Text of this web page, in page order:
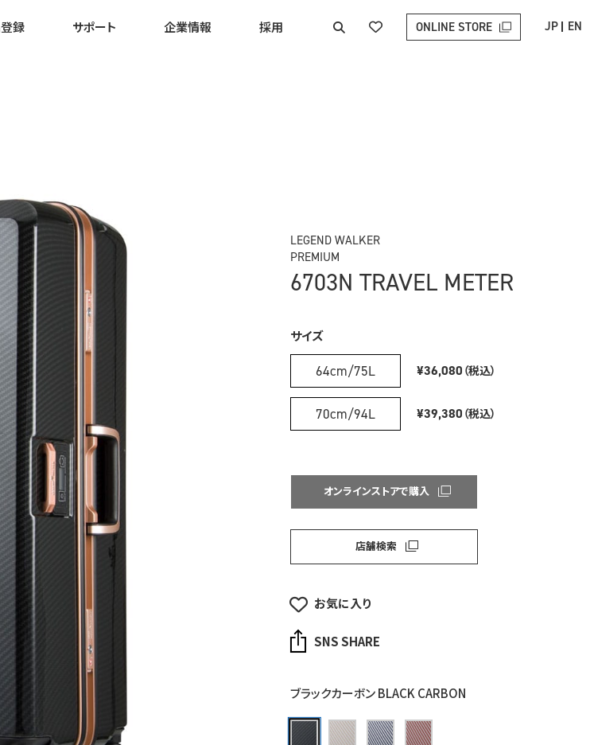
録 サポート 企業情報 採用 ONLINE STORE JP EN
LEGEND WALKER
PREMIUM
6703N TRAVEL METER
サイズ
64cm/75L ¥36,080 （税込）
70cm/94L ¥39,380 （税込）
オンラインストアで購入
店舗検索
お気に入り
SNS SHARE
ブラックカーボン BLACK CARBON